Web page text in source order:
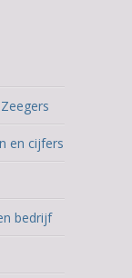
en cijfers
bedrijf